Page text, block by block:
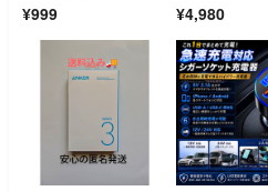
¥999 リー★送料無料
¥4,980